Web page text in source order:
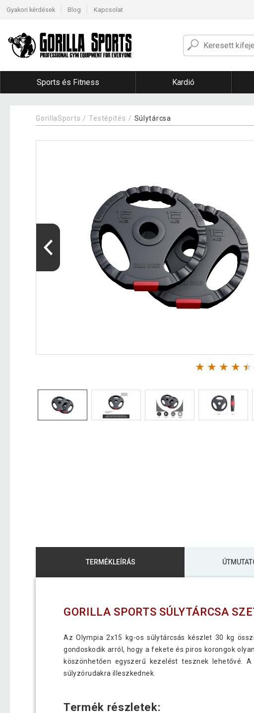
Gyakori kérdések Blog Kapcsolat
Sports és Fitness Kardió
GorillaSports Testépítés Súlytárcsa
TERMÉKLEÍRÁS
GORILLA SPORTS SÚLYTÁRCSA
Az Olympia 2x15 kg-os súlytárcsás készlet 30 kg
gondoskodik arról, hogy a fekete és piros korongok
köszönhetően egyszerű kezelést tesznek lehetővé.
súlyzórudakra illeszkednek.
Termék részletek: